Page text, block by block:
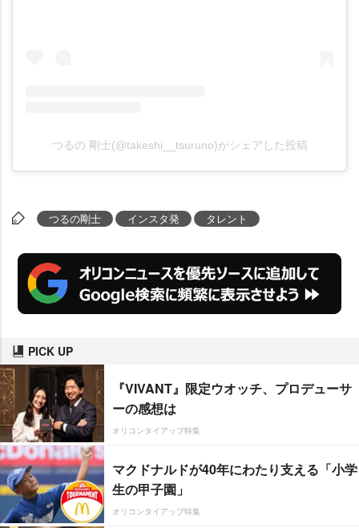
つるの 剛士(@takeshi__tsuruno)がシェアした投稿
つるの剛士 インスタ発 タレント
PICK UP
『VIVANT』限定ウオッチ、プロデューサ
ーの感想は
オリコンタイアップ特集
マクドナルドが40年にわたり支える「小学
生の甲子園」
オリコンタイアップ特集